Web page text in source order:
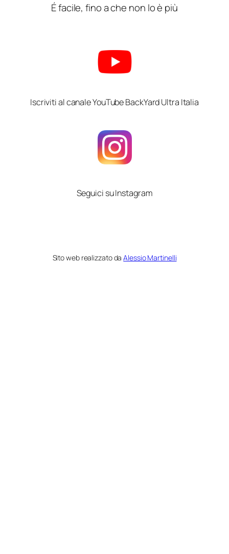
É facile, fino a che non lo è più
Iscriviti al canale YouTube BackYard Ultra Italia
Seguici su Instagram
Sito web realizzato daAlessio Martinelli